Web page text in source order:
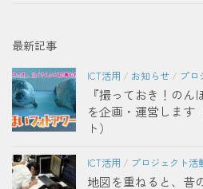
最新記事
ICT活用 / お知らせ / プロ
『撮っておき！のん
を企画・運営します
ト）
ICT活用 / プロジェクト活
地図を重ねると、昔